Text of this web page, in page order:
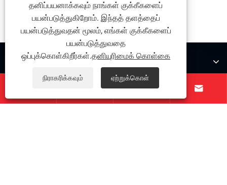
எங்களைப் பற்றி
 
தனிப்பயனாக்கவும் நாங்கள் குக்கீகளைப்
பயன்படுத்துகிறோம். இந்தத் தளத்தைப்
பயன்படுத்துவதன் மூலம், எங்கள் குக்கீகளைப்
பயன்படுத்துவதை
ஒப்புக்கொள்கிறீர்கள்.தனியுரிமைக் கொள்கை
நிராகரிக்கவும் ஏற்றுக்கொள்